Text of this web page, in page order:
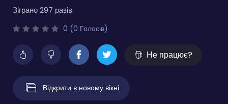
Зіграно 297 разів.
0 (0 Голосів)
Не працює?
Відкрити в новому вікні